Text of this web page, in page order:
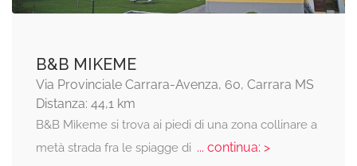
B&B MIKEME
Via Provinciale Carrara-Avenza, 60, Carrara MS
Distanza: 44,1 km
B&B Mìkeme si trova ai piedi di una zona collinare a
metà strada fra le spiagge di ... continua: >